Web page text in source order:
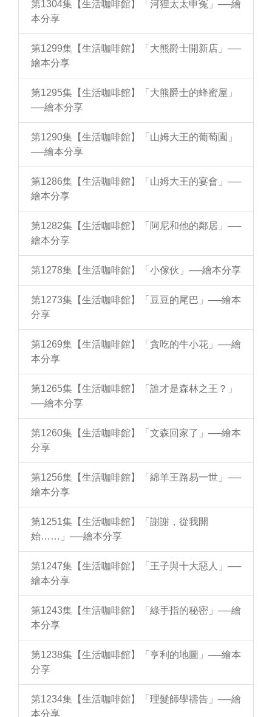
第1304集【生活咖啡館】「河狸太太申冤」──繪
本分享
第1299集【生活咖啡館】「大熊爵士開新店」──
繪本分享
第1295集【生活咖啡館】「大熊爵士的蜂蜜屋」
──繪本分享
第1290集【生活咖啡館】「山姆大王的葡萄園」
──繪本分享
第1286集【生活咖啡館】「山姆大王的宴會」──
繪本分享
第1282集【生活咖啡館】「阿尼和他的鄰居」──
繪本分享
第1278集【生活咖啡館】「小傢伙」──繪本分享
第1273集【生活咖啡館】「豆豆的尾巴」──繪本
分享
第1269集【生活咖啡館】「貪吃的牛小花」──繪
本分享
第1265集【生活咖啡館】「誰才是森林之王？」
──繪本分享
第1260集【生活咖啡館】「文森回家了」──繪本
分享
第1256集【生活咖啡館】「綿羊王路易一世」──
繪本分享
第1251集【生活咖啡館】「謝謝，從我開
始……」──繪本分享
第1247集【生活咖啡館】「王子與十大惡人」──
繪本分享
第1243集【生活咖啡館】「綠手指的秘密」──繪
本分享
第1238集【生活咖啡館】「亨利的地圖」──繪本
分享
第1234集【生活咖啡館】「理髮師學禱告」──繪
本分享